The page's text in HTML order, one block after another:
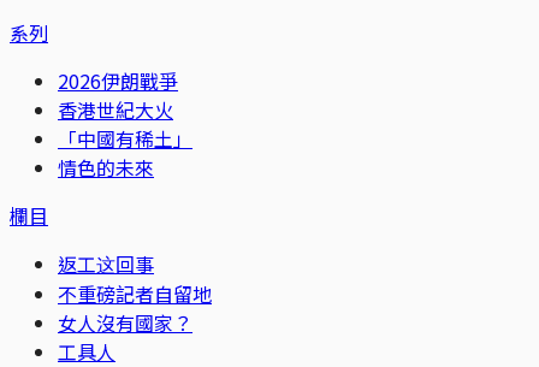
系列
2026伊朗戰爭
香港世紀大火
「中國有稀土」
情色的未來
欄目
返工这回事
不重磅記者自留地
女人沒有國家？
工具人